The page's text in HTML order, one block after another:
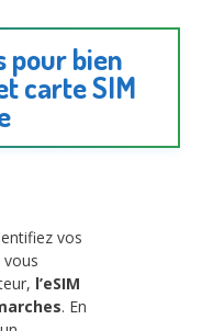
pour bien
carte SIM
vos
vous
l’eSIM
. En